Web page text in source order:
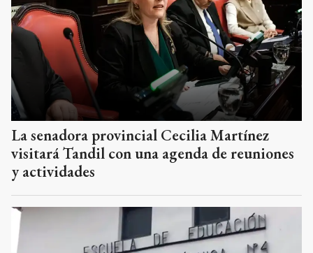
La senadora provincial Cecilia Martínez
visitará Tandil con una agenda de reuniones
y actividades